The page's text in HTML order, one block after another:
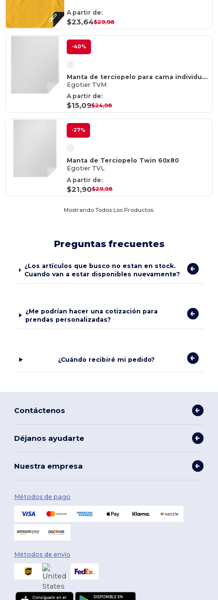
A partir de:
$23,64$29,98
-40%
Manta de terciopelo para cama individual 50x60
Egotier TVM
A partir de:
$15,09$24,98
-27%
Manta de Terciopelo Twin 60x80
Egotier TVL
A partir de:
$21,90$29,98
Mostrando Todos Los Productos.
Preguntas frecuentes
¿Los artículos que busco no estan en stock.
Cuando van a estar disponibles nuevamente?
¿Me podrían hacer una cotización para
prendas personalizadas?
¿Cuándo recibiré mi pedido?
Contáctenos
Déjanos ayudarte
Nuestra empresa
Métodos de pago
Métodos de envío